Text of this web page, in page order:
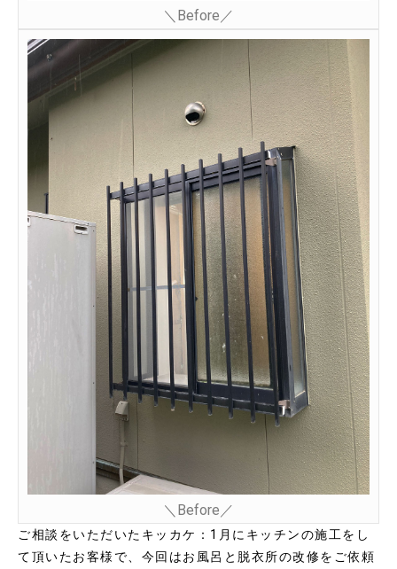
＼Before／
＼Before／
ご相談をいただいたキッカケ：1月にキッチンの施工をし
て頂いたお客様で、今回はお風呂と脱衣所の改修をご依頼